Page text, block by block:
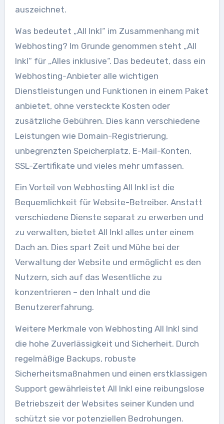
auszeichnet.
Was bedeutet „All Inkl“ im Zusammenhang mit
Webhosting? Im Grunde genommen steht „All
Inkl“ für „Alles inklusive“. Das bedeutet, dass ein
Webhosting-Anbieter alle wichtigen
Dienstleistungen und Funktionen in einem Paket
anbietet, ohne versteckte Kosten oder
zusätzliche Gebühren. Dies kann verschiedene
Leistungen wie Domain-Registrierung,
unbegrenzten Speicherplatz, E-Mail-Konten,
SSL-Zertifikate und vieles mehr umfassen.
Ein Vorteil von Webhosting All Inkl ist die
Bequemlichkeit für Website-Betreiber. Anstatt
verschiedene Dienste separat zu erwerben und
zu verwalten, bietet All Inkl alles unter einem
Dach an. Dies spart Zeit und Mühe bei der
Verwaltung der Website und ermöglicht es den
Nutzern, sich auf das Wesentliche zu
konzentrieren – den Inhalt und die
Benutzererfahrung.
Weitere Merkmale von Webhosting All Inkl sind
die hohe Zuverlässigkeit und Sicherheit. Durch
regelmäßige Backups, robuste
Sicherheitsmaßnahmen und einen erstklassigen
Support gewährleistet All Inkl eine reibungslose
Betriebszeit der Websites seiner Kunden und
schützt sie vor potenziellen Bedrohungen.